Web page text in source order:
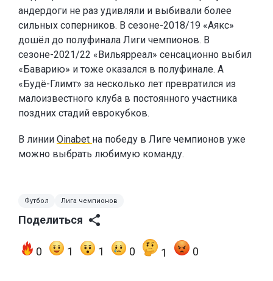
андердоги не раз удивляли и выбивали более
сильных соперников. В сезоне-2018/19 «Аякс»
дошёл до полуфинала Лиги чемпионов. В
сезоне-2021/22 «Вильярреал» сенсационно выбил
«Баварию» и тоже оказался в полуфинале. А
«Будё-Глимт» за несколько лет превратился из
малоизвестного клуба в постоянного участника
поздних стадий еврокубков.
В линии Oinabet на победу в Лиге чемпионов уже
можно выбрать любимую команду.
Футбол Лига чемпионов
Поделиться
0 1 1 0 1 0